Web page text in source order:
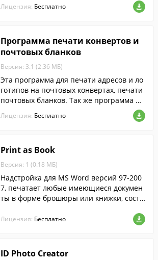
Лицензия: Бесплатно
Программа печати конвертов и
почтовых бланков
Версия: 3.1 (2.36 МБ)
Эта программа для печати адресов и ло
готипов на почтовых конвертах, печати
почтовых бланков. Так же программа по
зволяет печатать на ваших собственных
форматах бланков и конвертов.
Лицензия: Бесплатно
Print as Book
Версия: 1 (0.18 МБ)
Надстройка для MS Word версий 97-200
7, печатает любые имеющиеся докумен
ты в форме брошюры или книжки, состо
Лицензия: Бесплатно
ID Photo Creator